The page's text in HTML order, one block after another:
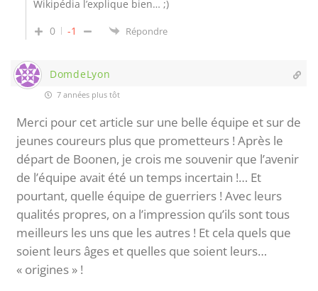
Wikipédia l’explique bien… ;)
0
-1 Répondre
DomdeLyon
7 années plus tôt
Merci pour cet article sur une belle équipe et sur de
jeunes coureurs plus que prometteurs ! Après le
départ de Boonen, je crois me souvenir que l’avenir
de l’équipe avait été un temps incertain !… Et
pourtant, quelle équipe de guerriers ! Avec leurs
qualités propres, on a l’impression qu’ils sont tous
meilleurs les uns que les autres ! Et cela quels que
soient leurs âges et quelles que soient leurs…
« origines » !